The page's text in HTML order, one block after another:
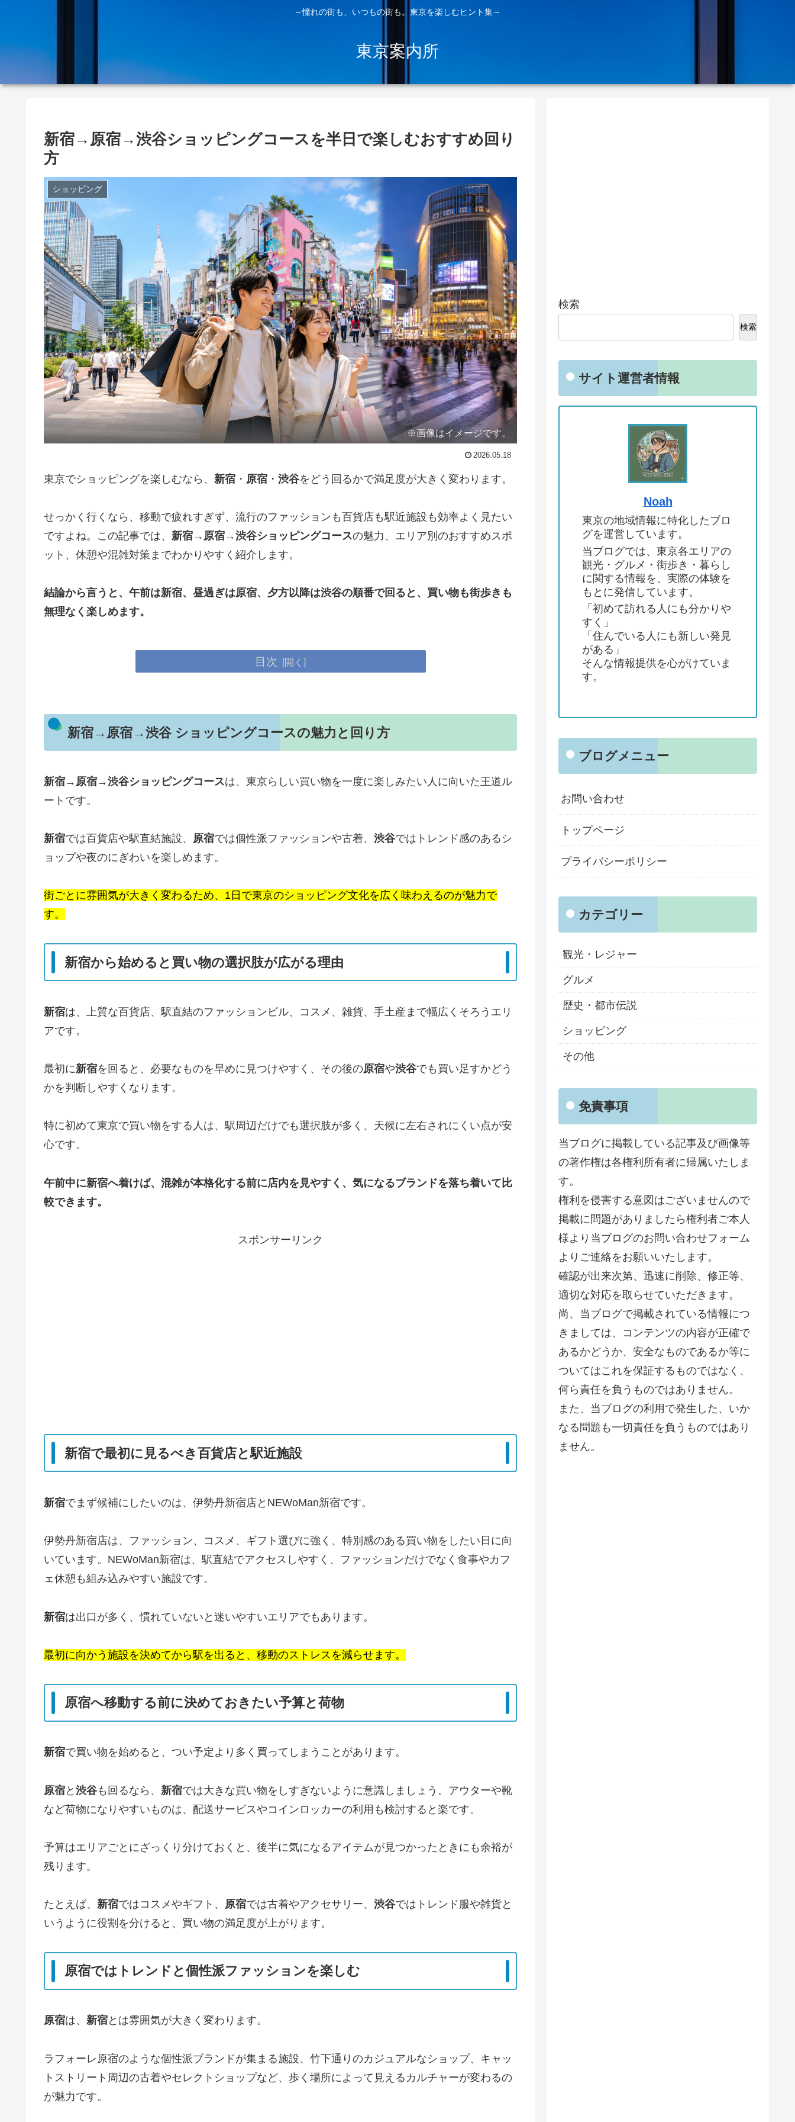
～憧れの街も、いつもの街も。東京を楽しむヒント集～
東京案内所
新宿→原宿→渋谷ショッピングコースを半日で楽しむおすすめ回り
方
ショッピング
※画像はイメージです。
2026.05.18
東京でショッピングを楽しむなら、 新宿 ・ 原宿 ・ 渋谷をどう回るかで満足度が大きく変わります。
せっかく行くなら、移動で疲れすぎず、流行のファッションも百貨店も駅近施設も効率よく見たい
ですよね。この記事では、 新宿→原宿→渋谷ショッピングコースの魅力、エリア別のおすすめスポ
ット、休憩や混雑対策までわかりやすく紹介します。
結論から言うと、午前は新宿、昼過ぎは原宿、夕方以降は渋谷の順番で回ると、買い物も街歩きも
無理なく楽しめます。
目次
新宿→原宿→渋谷 ショッピングコースの魅力と回り方
新宿→原宿→渋谷ショッピングコースは、東京らしい買い物を一度に楽しみたい人に向いた王道ル
ートです。
新宿では百貨店や駅直結施設、 原宿では個性派ファッションや古着、 渋谷ではトレンド感のあるシ
ョップや夜のにぎわいを楽しめます。
街ごとに雰囲気が大きく変わるため、1日で東京のショッピング文化を広く味わえるのが魅力で
す。
新宿から始めると買い物の選択肢が広がる理由
新宿は、上質な百貨店、駅直結のファッションビル、コスメ、雑貨、手土産まで幅広くそろうエリ
アです。
最初に新宿を回ると、必要なものを早めに見つけやすく、その後の原宿や渋谷でも買い足すかどう
かを判断しやすくなります。
特に初めて東京で買い物をする人は、駅周辺だけでも選択肢が多く、天候に左右されにくい点が安
心です。
午前中に新宿へ着けば、混雑が本格化する前に店内を見やすく、気になるブランドを落ち着いて比
較できます。
スポンサーリンク
新宿で最初に見るべき百貨店と駅近施設
新宿でまず候補にしたいのは、伊勢丹新宿店とNEWoMan新宿です。
伊勢丹新宿店は、ファッション、コスメ、ギフト選びに強く、特別感のある買い物をしたい日に向
いています。NEWoMan新宿は、駅直結でアクセスしやすく、ファッションだけでなく食事やカフ
ェ休憩も組み込みやすい施設です。
新宿は出口が多く、慣れていないと迷いやすいエリアでもあります。
最初に向かう施設を決めてから駅を出ると、移動のストレスを減らせます。
原宿へ移動する前に決めておきたい予算と荷物
新宿で買い物を始めると、つい予定より多く買ってしまうことがあります。
原宿と 渋谷も回るなら、 新宿では大きな買い物をしすぎないように意識しましょう。アウターや靴
など荷物になりやすいものは、配送サービスやコインロッカーの利用も検討すると楽です。
予算はエリアごとにざっくり分けておくと、後半に気になるアイテムが見つかったときにも余裕が
残ります。
たとえば、 新宿ではコスメやギフト、 原宿では古着やアクセサリー、 渋谷ではトレンド服や雑貨と
いうように役割を分けると、買い物の満足度が上がります。
原宿ではトレンドと個性派ファッションを楽しむ
原宿は、 新宿とは雰囲気が大きく変わります。
ラフォーレ原宿のような個性派ブランドが集まる施設、竹下通りのカジュアルなショップ、キャッ
トストリート周辺の古着やセレクトショップなど、歩く場所によって見えるカルチャーが変わるの
が魅力です。
検索
検索
サイト運営者情報
Noah
東京の地域情報に特化したブロ
グを運営しています。
当ブログでは、東京各エリアの
観光・グルメ・街歩き・暮らし
に関する情報を、実際の体験を
もとに発信しています。
「初めて訪れる人にも分かりや
すく」
「住んでいる人にも新しい発見
がある」
そんな情報提供を心がけていま
す。
ブログメニュー
お問い合わせ
トップページ
プライバシーポリシー
カテゴリー
観光・レジャー
グルメ
歴史・都市伝説
ショッピング
その他
免責事項
当ブログに掲載している記事及び画像等
の著作権は各権利所有者に帰属いたしま
す。
権利を侵害する意図はございませんので
掲載に問題がありましたら権利者ご本人
様より当ブログのお問い合わせフォーム
よりご連絡をお願いいたします。
確認が出来次第、迅速に削除、修正等、
適切な対応を取らせていただきます。
尚、当ブログで掲載されている情報につ
きましては、コンテンツの内容が正確で
あるかどうか、安全なものであるか等に
ついてはこれを保証するものではなく、
何ら責任を負うものではありません。
また、当ブログの利用で発生した、いか
なる問題も一切責任を負うものではあり
ません。